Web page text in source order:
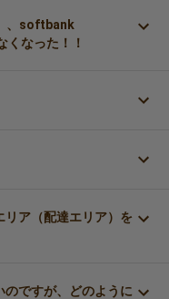
、softbank
くなった！！
リア（配達エリア）を
のですが、どのように